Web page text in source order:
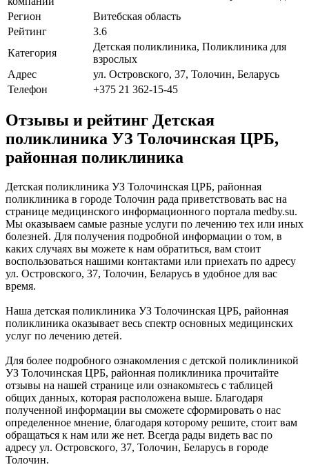
Регион
Витебская область
Рейтинг
3.6
Категория
Детская поликлиника, Поликлиника для
взрослых
Адрес
ул. Островского, 37, Толочин, Беларусь
Телефон
+375 21 362-15-45
Отзывы и рейтинг Детская
поликлиника УЗ Толочинская ЦРБ,
районная поликлиника
Детская поликлиника УЗ Толочинская ЦРБ, районная
поликлиника в городе Толочин рада приветствовать вас на
странице медицинского информационного портала medby.su.
Мы оказываем самые разные услуги по лечению тех или иных
болезней. Для получения подробной информации о том, в
каких случаях вы можете к нам обратиться, вам стоит
воспользоваться нашими контактами или приехать по адресу
ул. Островского, 37, Толочин, Беларусь в удобное для вас
время.
Наша детская поликлиника УЗ Толочинская ЦРБ, районная
поликлиника оказывает весь спектр основных медицинских
услуг по лечению детей.
Для более подробного ознакомления с детской поликлиникой
УЗ Толочинская ЦРБ, районная поликлиника прочитайте
отзывы на нашей странице или ознакомьтесь с таблицей
общих данных, которая расположена выше. Благодаря
полученной информации вы сможете сформировать о нас
определенное мнение, благодаря которому решите, стоит вам
обращаться к нам или же нет. Всегда рады видеть вас по
адресу ул. Островского, 37, Толочин, Беларусь в городе
Толочин.